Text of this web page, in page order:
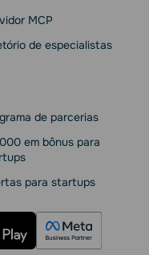
MCP
de especialistas
de parcerias
em bônus para
para startups